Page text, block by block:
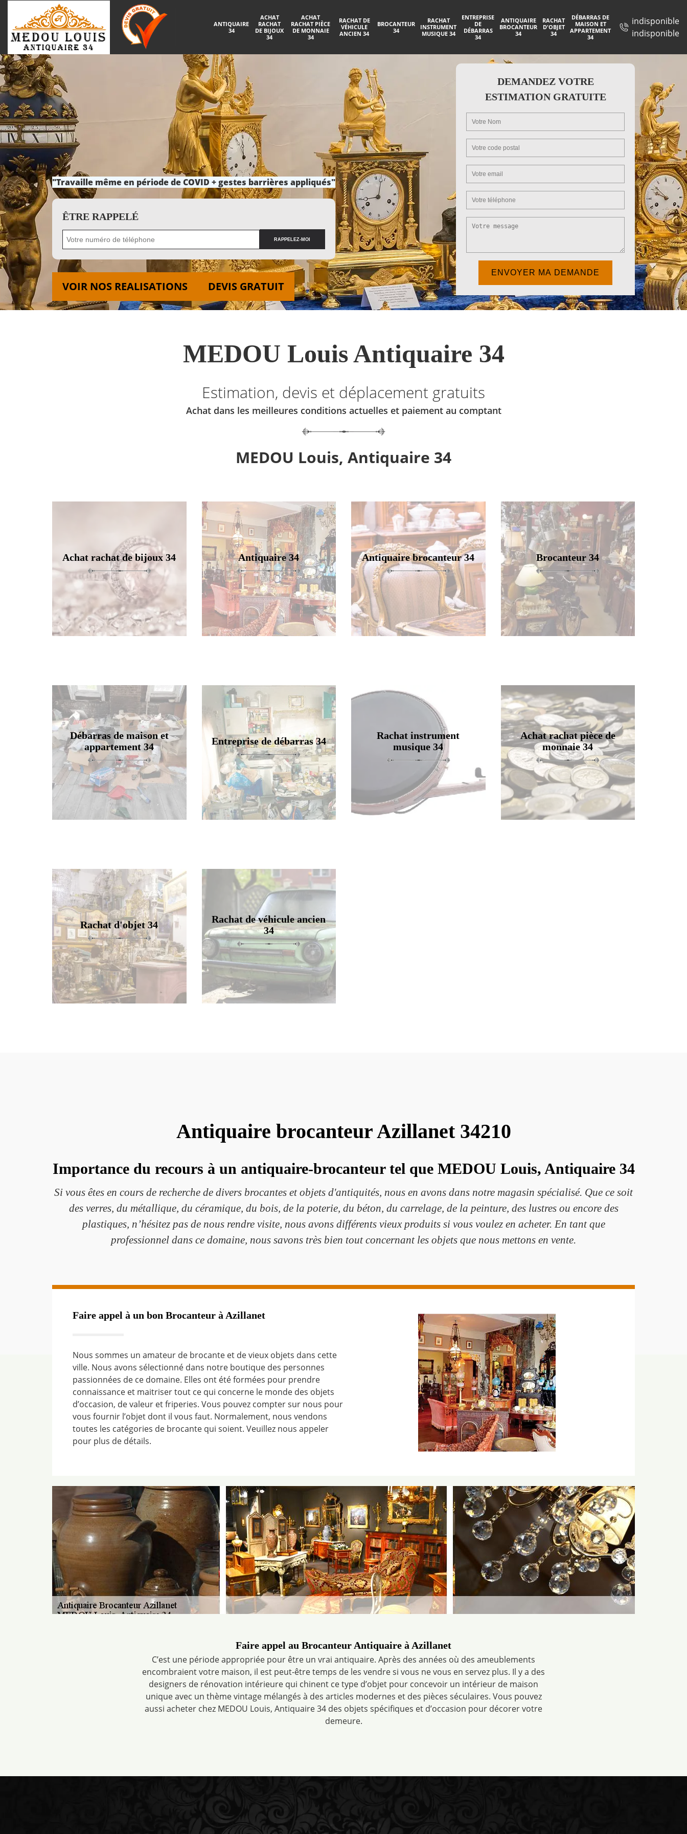
ANTIQUAIRE
34
ACHAT
RACHAT
DE BIJOUX
34
ACHAT
RACHAT PIÈCE
DE MONNAIE
34
RACHAT DE
VÉHICULE
ANCIEN 34
BROCANTEUR
34
RACHAT
INSTRUMENT
MUSIQUE 34
ENTREPRISE
DE
DÉBARRAS
34
ANTIQUAIRE
BROCANTEUR
34
RACHAT
D'OBJET
34
DÉBARRAS DE
MAISON ET
APPARTEMENT
34
indisponible
indisponible
"Travaille même en période de COVID + gestes barrières appliqués"
ÊTRE RAPPELÉ
VOIR NOS REALISATIONS DEVIS GRATUIT
DEMANDEZ VOTRE
ESTIMATION GRATUITE
MEDOU Louis Antiquaire 34
Estimation, devis et déplacement gratuits
Achat dans les meilleures conditions actuelles et paiement au comptant
MEDOU Louis, Antiquaire 34
Achat rachat de bijoux 34 Antiquaire 34 Antiquaire brocanteur 34 Brocanteur 34
Débarras de maison et
appartement 34
Entreprise de débarras 34
Rachat instrument
musique 34
Achat rachat pièce de
monnaie 34
Rachat d'objet 34
Rachat de véhicule ancien
34
Antiquaire brocanteur Azillanet 34210
Importance du recours à un antiquaire-brocanteur tel que MEDOU Louis, Antiquaire 34
Si vous êtes en cours de recherche de divers brocantes et objets d'antiquités, nous en avons dans notre magasin spécialisé. Que ce soit
des verres, du métallique, du céramique, du bois, de la poterie, du béton, du carrelage, de la peinture, des lustres ou encore des
plastiques, n’hésitez pas de nous rendre visite, nous avons différents vieux produits si vous voulez en acheter. En tant que
professionnel dans ce domaine, nous savons très bien tout concernant les objets que nous mettons en vente.
Faire appel à un bon Brocanteur à Azillanet
Nous sommes un amateur de brocante et de vieux objets dans cette
ville. Nous avons sélectionné dans notre boutique des personnes
passionnées de ce domaine. Elles ont été formées pour prendre
connaissance et maitriser tout ce qui concerne le monde des objets
d’occasion, de valeur et friperies. Vous pouvez compter sur nous pour
vous fournir l’objet dont il vous faut. Normalement, nous vendons
toutes les catégories de brocante qui soient. Veuillez nous appeler
pour plus de détails.
Faire appel au Brocanteur Antiquaire à Azillanet
C’est une période appropriée pour être un vrai antiquaire. Après des années où des ameublements
encombraient votre maison, il est peut-être temps de les vendre si vous ne vous en servez plus. Il y a des
designers de rénovation intérieure qui chinent ce type d’objet pour concevoir un intérieur de maison
unique avec un thème vintage mélangés à des articles modernes et des pièces séculaires. Vous pouvez
aussi acheter chez MEDOU Louis, Antiquaire 34 des objets spécifiques et d’occasion pour décorer votre
demeure.